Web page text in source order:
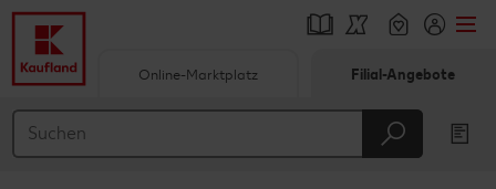
Hauptinhalt
Online-Marktplatz Filial-Angebote